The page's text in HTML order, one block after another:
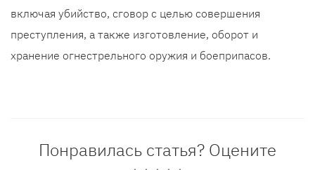
включая убийство, сговор с целью совершения
преступления, а также изготовление, оборот и
хранение огнестрельного оружия и боеприпасов.
Понравилась статья? Оцените